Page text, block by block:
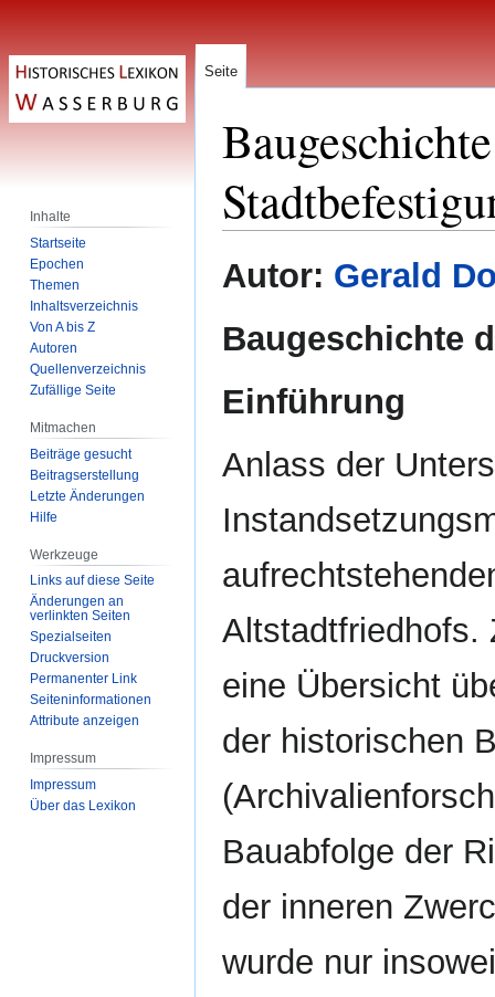
Zur
Navigation
Zur
Suche
Autor: Gerald
Baugeschichte
Einführung
Anlass der
Altstadtfriedhofs.
eine Übersicht
der historischen
Bauabfolge der
der inneren
wurde nur
Seite
Inhalte
Startseite
Epochen
Themen
Inhaltsverzeichnis
Von A bis Z
Autoren
Quellenverzeichnis
Zufällige Seite
Mitmachen
Beiträge gesucht
Beitragserstellung
Letzte Änderungen
Hilfe
Werkzeuge
Links auf diese Seite
Änderungen an
verlinkten Seiten
Spezialseiten
Druckversion
Permanenter Link
Seiten­­informationen
Attribute anzeigen
Impressum
Impressum
Über das Lexikon